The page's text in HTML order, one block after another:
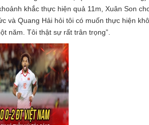
khắc thực hiện quả 11m, Xuân Son
và Quang Hải hỏi tôi có muốn thực hiện
năm. Tôi thật sự rất trân trọng”.